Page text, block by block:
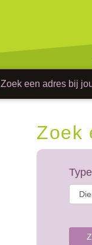
Zoek een adres bij
Zoek